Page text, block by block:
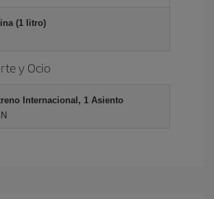
(1 litro)
y Ocio
Internacional, 1 Asiento